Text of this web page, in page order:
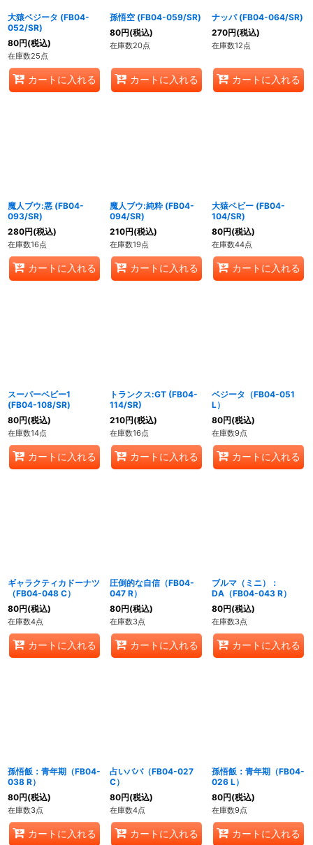
大猿ベジータ (FB04-
052/SR)
80円(税込)
在庫数25点
カートに入れる
孫悟空 (FB04-059/SR)
80円(税込)
在庫数20点
カートに入れる
ナッパ (FB04-064/SR)
270円(税込)
在庫数12点
カートに入れる
魔人ブウ:悪 (FB04-
093/SR)
280円(税込)
在庫数16点
カートに入れる
魔人ブウ:純粋 (FB04-
094/SR)
210円(税込)
在庫数19点
カートに入れる
大猿ベビー (FB04-
104/SR)
80円(税込)
在庫数44点
カートに入れる
スーパーベビー1
(FB04-108/SR)
80円(税込)
在庫数14点
カートに入れる
トランクス:GT (FB04-
114/SR)
210円(税込)
在庫数16点
カートに入れる
ベジータ（FB04-051
L）
80円(税込)
在庫数9点
カートに入れる
ギャラクティカドーナツ
（FB04-048 C）
80円(税込)
在庫数4点
カートに入れる
圧倒的な自信（FB04-
047 R）
80円(税込)
在庫数3点
カートに入れる
ブルマ（ミニ）：
DA（FB04-043 R）
80円(税込)
在庫数3点
カートに入れる
孫悟飯：青年期（FB04-
038 R）
80円(税込)
在庫数3点
カートに入れる
占いババ（FB04-027
C）
80円(税込)
在庫数4点
カートに入れる
孫悟飯：青年期（FB04-
026 L）
80円(税込)
在庫数9点
カートに入れる